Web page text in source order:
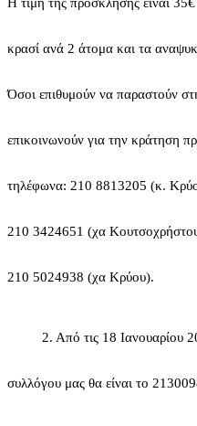
Η τιμή της πρόσκλησης είναι
κρασί ανά 2 άτομα και τα
Όσοι επιθυμούν να παραστούν
επικοινωνούν για την κράτηση
τηλέφωνα: 210 8813205 (κ.
210 3424651 (χα
210 5024938 (χα Κρύου).
2. Από τις 18 Ιανουαρίου
συλλόγου μας θα είναι το